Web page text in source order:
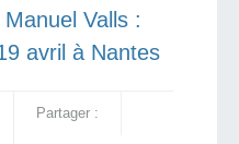
Valls :
avril à Nantes
Partager :